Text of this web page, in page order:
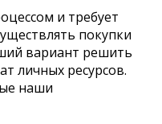
и требует
покупки
вариант решить
личных ресурсов.
наши